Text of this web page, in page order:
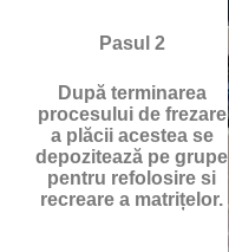
Pasul 2
După terminarea
procesului de frezare
a plăcii acestea se
depozitează pe grupe
pentru refolosire si
recreare a matrițelor.